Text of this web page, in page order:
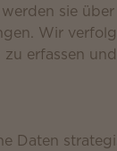
sie
Wir
erfassen
Daten